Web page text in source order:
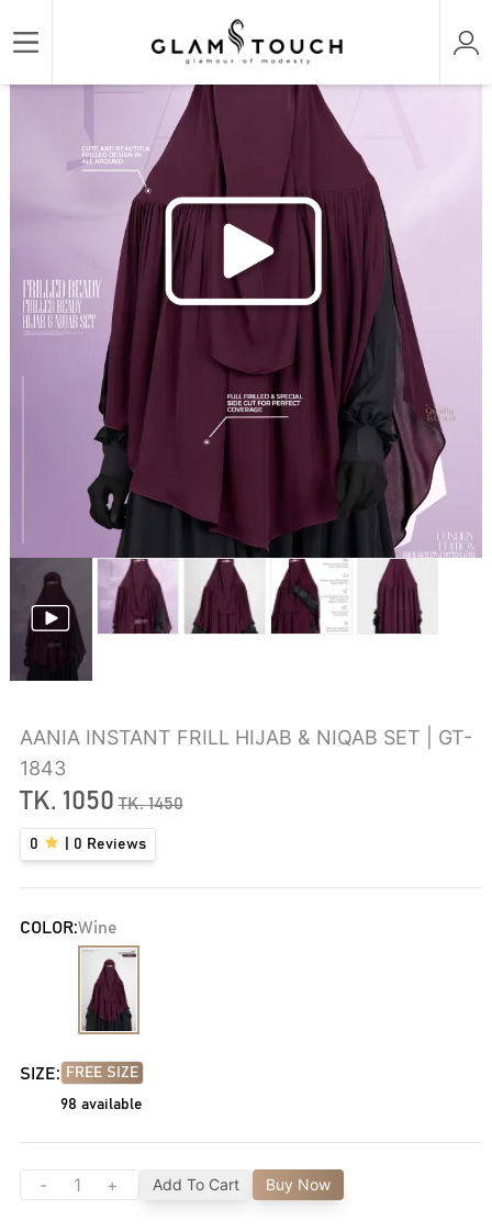
Home/HIJAB & NIQAB/AANIA-INSTANT FRILL HIJAB/AANIA INSTANT FRILL
AANIA INSTANT FRILL HIJAB & NIQAB SET | GT-
1843
TK. 1050 TK.1450
0 0 Reviews
COLOR:Wine
SIZE: FREE SIZE
98 available
- + Add To Cart Buy Now